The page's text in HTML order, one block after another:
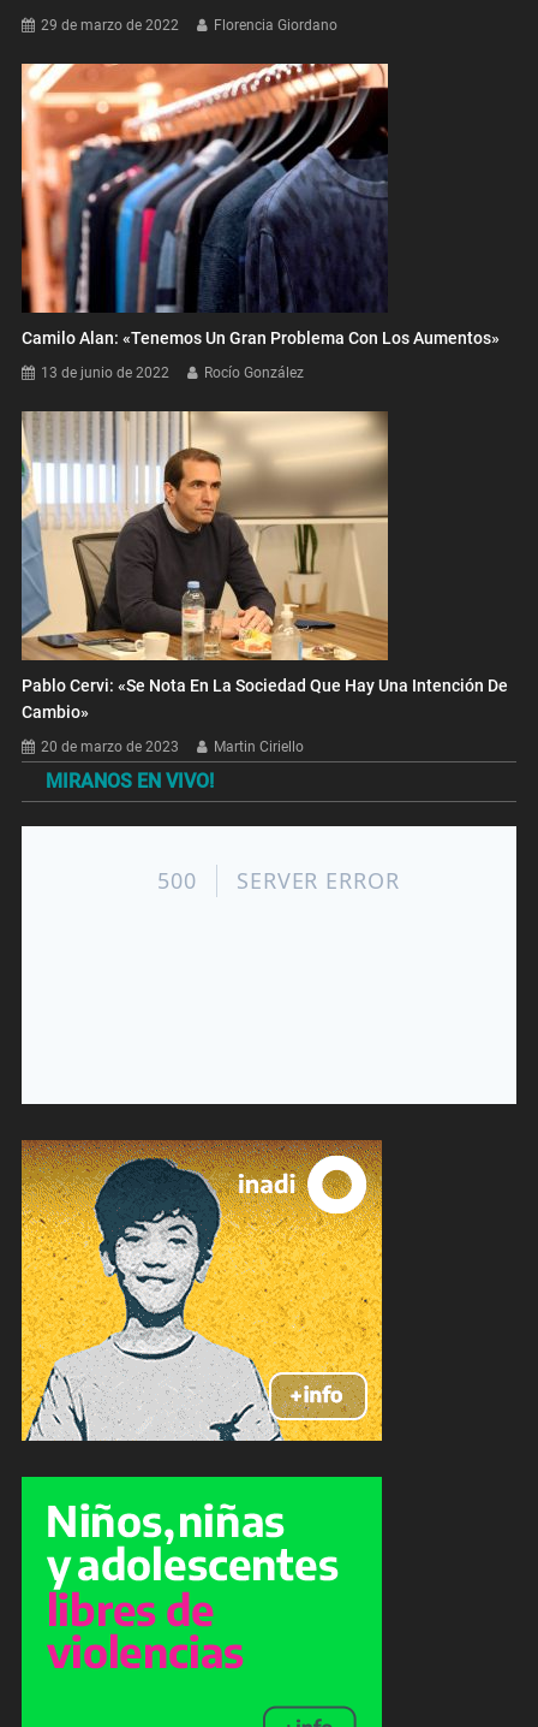
29 de marzo de 2022 Florencia Giordano
Camilo Alan: «Tenemos Un Gran Problema Con Los Aumentos»
13 de junio de 2022 Rocío González
Pablo Cervi: «Se Nota En La Sociedad Que Hay Una Intención De
Cambio»
20 de marzo de 2023 Martin Ciriello
MIRANOS EN VIVO!